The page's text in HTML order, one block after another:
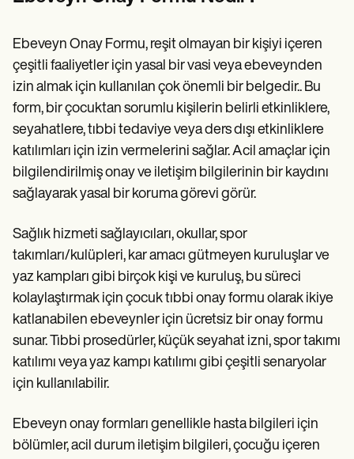
Training Hub
Webinars
Switch to Carepatron
Become a Partner
Pricing
Why Carepatron?
Login
Get started
Ebeveyn Onay Formu, reşit olmayan bir kişiyi içeren
çeşitli faaliyetler için yasal bir vasi veya ebeveynden
izin almak için kullanılan çok önemli bir belgedir.. Bu
form, bir çocuktan sorumlu kişilerin belirli etkinliklere,
seyahatlere, tıbbi tedaviye veya ders dışı etkinliklere
katılımları için izin vermelerini sağlar. Acil amaçlar için
bilgilendirilmiş onay ve iletişim bilgilerinin bir kaydını
sağlayarak yasal bir koruma görevi görür.
Sağlık hizmeti sağlayıcıları, okullar, spor
takımları/kulüpleri, kar amacı gütmeyen kuruluşlar ve
yaz kampları gibi birçok kişi ve kuruluş, bu süreci
kolaylaştırmak için çocuk tıbbi onay formu olarak ikiye
katlanabilen ebeveynler için ücretsiz bir onay formu
sunar. Tıbbi prosedürler, küçük seyahat izni, spor takımı
katılımı veya yaz kampı katılımı gibi çeşitli senaryolar
için kullanılabilir.
Ebeveyn onay formları genellikle hasta bilgileri için
bölümler, acil durum iletişim bilgileri, çocuğu içeren